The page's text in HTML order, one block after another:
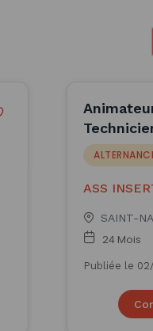
(H/F)
ASS
SAINT-
24 Mois
Publiée le